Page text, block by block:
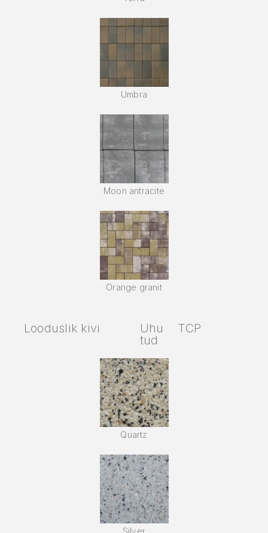
Umbra
Moon antracite
Orange granit
Looduslik kivi
Uhu
tud
TCP
Quartz
Silver